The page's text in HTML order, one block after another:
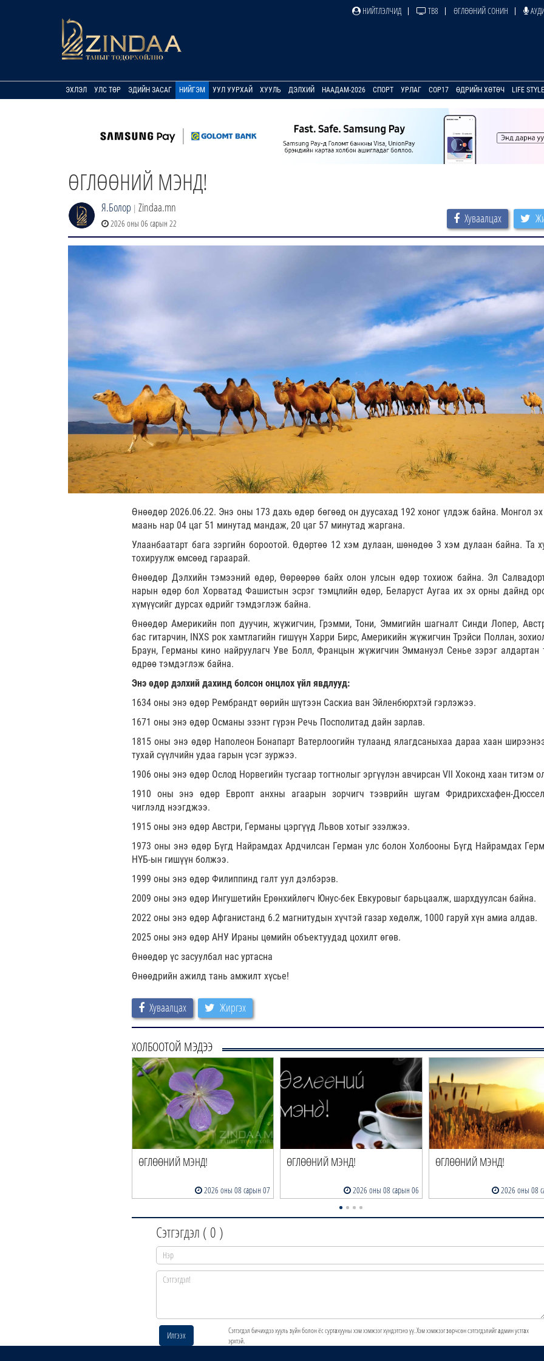
НИЙТЛЭЛЧИД ТВ8 ӨГЛӨӨНИЙ СОНИН
ЭХЛЭЛ УЛС ТӨР ЭДИЙН ЗАСАГ НИЙГЭМ УУЛ УУРХАЙ ХУУЛЬ ДЭЛХИЙ НААДАМ-2026 СПОРТ УРЛАГ COP17 ӨДРИЙН ХӨТӨЧ LIFE STYLE
ӨГЛӨӨНИЙ МЭНД!
Я.Болор | Zindaa.mn
2026 оны 06 сарын 22 Хуваалцах
Өнөөдөр 2026.06.22. Энэ оны 173 дахь өдөр бөгөөд он дуусахад 192 хоног үлдэж байна. Монгол
маань нар 04 цаг 51 минутад мандаж, 20 цаг 57 минутад жаргана.
Улаанбаатарт бага зэргийн бороотой. Өдөртөө 12 хэм дулаан, шөнөдөө 3 хэм дулаан байна. Та
тохируулж өмсөөд гараарай.
Өнөөдөр Дэлхийн тэмээний өдөр, Өөрөөрөө байх олон улсын өдөр тохиож байна. Эл
нарын өдөр бол Хорватад Фашистын эсрэг тэмцлийн өдөр, Беларуст Аугаа их эх орны дайнд
хүмүүсийг дурсах өдрийг тэмдэглэж байна.
Өнөөдөр Америкийн поп дуучин, жүжигчин, Грэмми, Тони, Эммигийн шагналт Синди Лопер,
бас гитарчин, INXS рок хамтлагийн гишүүн Харри Бирс, Америкийн жүжигчин Трэйси Поллан,
Браун, Германы кино найруулагч Уве Болл, Францын жүжигчин Эммануэл Сенье зэрэг алдартан
өдрөө тэмдэглэж байна.
Энэ өдөр дэлхий дахинд болсон онцлох үйл явдлууд:
1634 оны энэ өдөр Рембрандт өөрийн шүтээн Саскиа ван Эйленбюрхтэй гэрлэжээ.
1671 оны энэ өдөр Османы эзэнт гүрэн Речь Посполитад дайн зарлав.
1815 оны энэ өдөр Наполеон Бонапарт Ватерлоогийн тулаанд ялагдсаныхаа дараа хаан
тухай сүүлчийн удаа гарын үсэг зуржээ.
1906 оны энэ өдөр Ослод Норвегийн тусгаар тогтнолыг эргүүлэн авчирсан VII Хоконд хаан титэм
1910 оны энэ өдөр Европт анхны агаарын зорчигч тээврийн шугам Фридрихсхафен-
чиглэлд нээгджээ.
1915 оны энэ өдөр Австри, Германы цэргүүд Львов хотыг эзэлжээ.
1973 оны энэ өдөр Бүгд Найрамдах Ардчилсан Герман улс болон Холбооны Бүгд Найрамдах
НҮБ-ын гишүүн болжээ.
1999 оны энэ өдөр Филиппинд галт уул дэлбэрэв.
2009 оны энэ өдөр Ингушетийн Ерөнхийлөгч Юнус-бек Евкуровыг барьцаалж, шархдуулсан байна.
2022 оны энэ өдөр Афганистанд 6.2 магнитудын хүчтэй газар хөдөлж, 1000 гаруй хүн амиа алдав.
2025 оны энэ өдөр АНУ Ираны цөмийн объектуудад цохилт өгөв.
Өнөөдөр үс засуулбал нас уртасна
Өнөөдрийн ажилд тань амжилт хүсье!
Хуваалцах Жиргэх
ХОЛБООТОЙ МЭДЭЭ
ӨГЛӨӨНИЙ МЭНД!
2026 оны 08 сарын 07
ӨГЛӨӨНИЙ МЭНД!
2026 оны 08 сарын 06
ӨГЛӨӨНИЙ МЭНД!
2026 оны 08
Сэтгэгдэл ( 0 )
Илгээх
Сэтгэгдэл бичихдээ хууль зүйн болон ёс суртахууны хэм хэмжээг хүндэтгэнэ үү. Хэм хэмжээг зөрчсөн сэтгэгдэлийг админ устгах
эрхтэй.